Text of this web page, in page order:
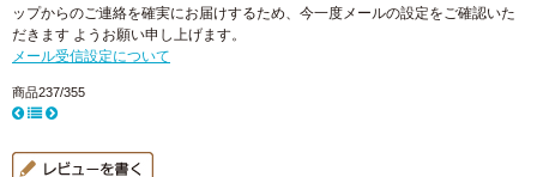
ップからのご連絡を確実にお届けするため、今一度メールの設定をご確認いた
だきます ようお願い申し上げます。
メール受信設定について
商品237/355